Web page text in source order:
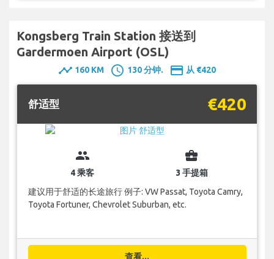
Kongsberg Train Station 接送到
Gardermoen Airport (OSL)
timeline 160 KM schedule 130 分钟. payment 从 €420
舒适型 €420
group
4 乘客
business_center
3 手提箱
建议用于舒适的长途旅行 例子: VW Passat, Toyota Camry,
Toyota Fortuner, Chevrolet Suburban, etc.
查看...